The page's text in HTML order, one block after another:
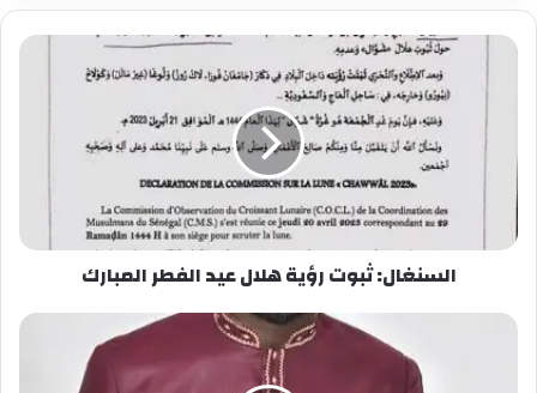
وتوعيتهم، علمتهم أن مستقبلهم مرهون على طلب
المعرفة والتحلي بالشيم الحميدة ، قد كنت تنظر إلى
تلاميذك نظرة الوالد الى ولده ، فاذا وقفت أمامهم
قال لسان حالك مثل ما قال الإمام الشافعي:
إن كنت في البيت كان العلم فيه معي
او كنت في السوق كان العلم في السوق
كم كنا نحرص على استظهار دروسك نتيجة حرصك
على اعطائها لأولادك الذين كنت ترافقهم لبناء
مستقبل زاهر بلبنات المعرفة والوعي ، وفهم الواقع
والتشبع بالثقافة العامة ، واتخاذ السلوك الحسن سلما
للارتقاء نحو العلى
إن غبت عن أعيننا ايها القرم الفريد ، فلن تغيب عن
السنغال: ثبوت رؤية هلال عيد الفطر المبارك